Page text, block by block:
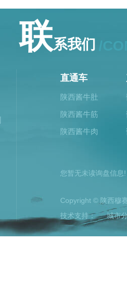
联系我们
直通车
陕西酱牛肚
陕西酱牛筋
陕西酱牛肉
您暂无未读询盘信息!
Copyright © 陕西穆
技术支持：
城市